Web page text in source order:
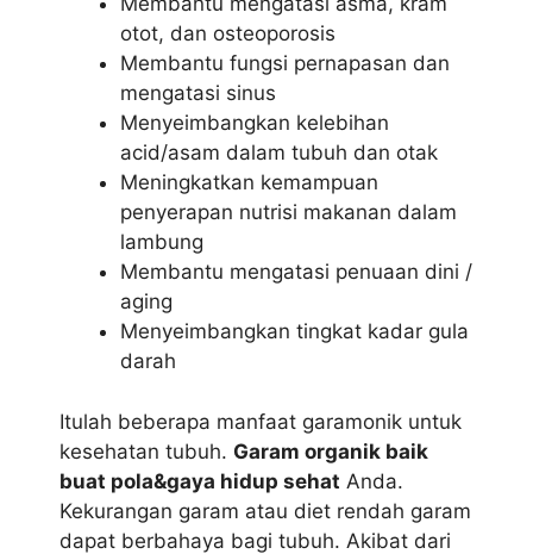
otot, dan osteoporosis
Membantu fungsi pernapasan dan
mengatasi sinus
Menyeimbangkan kelebihan
acid/asam dalam tubuh dan otak
Meningkatkan kemampuan
penyerapan nutrisi makanan dalam
lambung
Membantu mengatasi penuaan dini /
aging
Menyeimbangkan tingkat kadar gula
darah
Itulah beberapa manfaat garamonik untuk
kesehatan tubuh. Garam organik baik
buat pola&gaya hidup sehat Anda.
Kekurangan garam atau diet rendah garam
dapat berbahaya bagi tubuh. Akibat dari